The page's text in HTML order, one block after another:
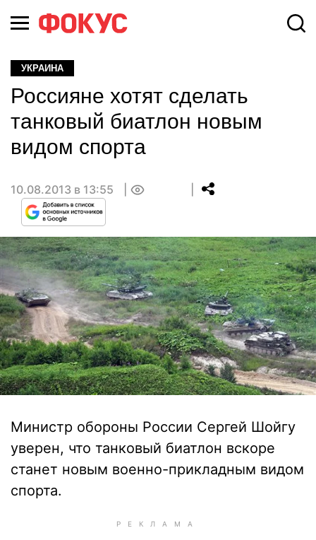
УКРАИНА
Россияне хотят сделать
танковый биатлон новым
видом спорта
10.08.2013 в 13:55
Министр обороны России Сергей Шойгу
уверен, что танковый биатлон вскоре
станет новым военно-прикладным видом
спорта.